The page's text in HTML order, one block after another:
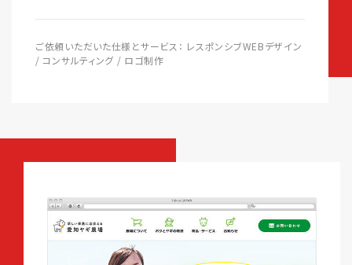
ご依頼いただいた仕様とサービス： レスポンシブWEBデザイン
/ コンサルティング / ロゴ制作